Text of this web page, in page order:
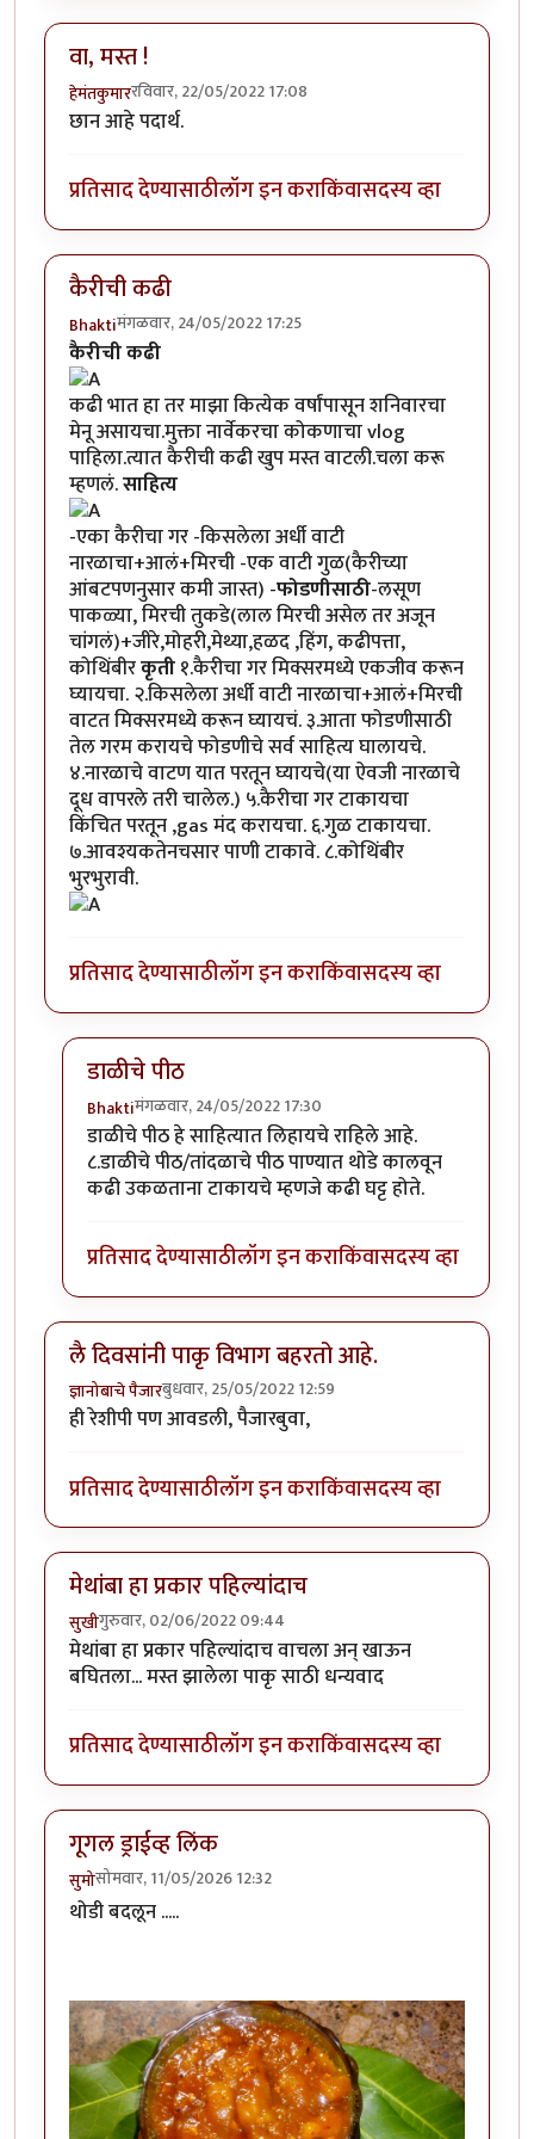
वा, मस्त !
हेमंतकुमाररविवार, 22/05/2022 17:08
छान आहे पदार्थ.
प्रतिसाद देण्यासाठीलॉग इन कराकिंवासदस्य व्हा
कैरीची कढी
Bhaktiमंगळवार, 24/05/2022 17:25
कैरीची कढी
कढी भात हा तर माझा कित्येक वर्षांपासून शनिवारचा
मेनू असायचा.मुक्ता नार्वेकर​चा कोकणाचा vlog
पाहिला.त्यात कैरीची कढी खुप मस्त वाटली.चला करू
म्हणलं.साहित्य
-एका कैरीचा गर -किसलेला अर्धी वाटी
नारळाचा+आलं+मिरची -एक वाटी गुळ(कैरीच्या​
आंबटपणनुसार कमी जास्त) -फोडणीसाठी-लसूण
पाकळ्या, मिरची तुकडे(लाल मिरची असेल तर अजून
चांगलं)+जीरे,मोहरी,मेथ्या,हळद ,हिंग, कढीपत्ता,
कोथिंबीरकृती१.कैरीचा गर मिक्सरमध्ये एकजीव करून
घ्यायचा. २.किसलेला अर्धी वाटी नारळाचा+आलं+मिरची
वाटत मिक्सरमध्ये करून घ्यायचं. ३.आता फोडणीसाठी
तेल गरम करायचे फोडणीचे सर्व साहित्य घालायचे.
४.नारळाचे वाटण यात परतून घ्यायचे(या ऐवजी नारळाचे
दूध वापरले तरी चालेल.) ५.कैरीचा गर टाकायचा
किंचित परतून ,gas मंद करायचा. ६.गुळ टाकायचा.
७.आवश्यकतेनचसार पाणी टाकावे. ८.कोथिंबीर
भुरभुरावी.
प्रतिसाद देण्यासाठीलॉग इन कराकिंवासदस्य व्हा
डाळीचे पीठ
Bhaktiमंगळवार, 24/05/2022 17:30
In reply toकैरीची कढीbyBhakti
डाळीचे पीठ हे साहित्यात लिहायचे राहिले आहे.
८.डाळीचे पीठ/तांदळाचे पीठ पाण्यात थोडे कालवून
कढी उकळताना टाकायचे म्हणजे कढी घट्ट होते.
प्रतिसाद देण्यासाठीलॉग इन कराकिंवासदस्य व्हा
लै दिवसांनी पाकृ विभाग बहरतो आहे.
ज्ञानोबाचे पैजारबुधवार, 25/05/2022 12:59
ही रेशीपी पण आवडली, पैजारबुवा,
प्रतिसाद देण्यासाठीलॉग इन कराकिंवासदस्य व्हा
मेथांबा हा प्रकार पहिल्यांदाच
सुखीगुरुवार, 02/06/2022 09:44
मेथांबा हा प्रकार पहिल्यांदाच वाचला अन् खाऊन
बघितला... मस्त झालेला पाकृ साठी धन्यवाद
प्रतिसाद देण्यासाठीलॉग इन कराकिंवासदस्य व्हा
गूगल ड्राईव्ह लिंक
सुमोसोमवार, 11/05/2026 12:32
थोडी बदलून .....